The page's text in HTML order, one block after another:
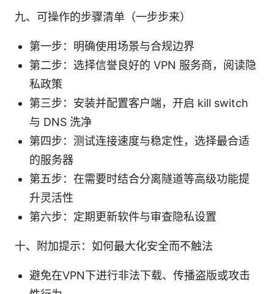
九、可操作的步骤清单（一步步来）
第一步：明确使用场景与合规边界
第二步：选择信誉良好的 VPN 服务商，阅读隐
私政策
第三步：安装并配置客户端，开启 kill switch
与 DNS 洗净
第四步：测试连接速度与稳定性，选择最合适
的服务器
第五步：在需要时结合分离隧道等高级功能提
升灵活性
第六步：定期更新软件与审查隐私设置
十、附加提示：如何最大化安全而不触法
避免在VPN下进行非法下载、传播盗版或攻击